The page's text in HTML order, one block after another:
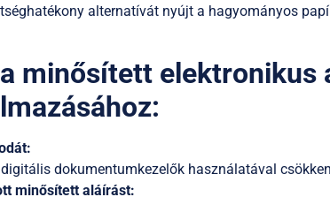
alternatívát nyújt a hagyományos
minősített elektronikus
dokumentumkezelők használatával
minősített aláírást: